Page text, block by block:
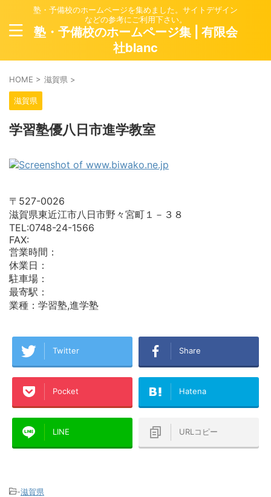
塾・予備校のホームページを集めました。サイトデザイン
などの参考にご利用下さい。
塾・予備校のホームページ集 | 有限会
社blanc
HOME > 滋賀県 >
滋賀県
学習塾優八日市進学教室
〒527-0026
滋賀県東近江市八日市野々宮町１－３８
TEL:0748-24-1566
FAX:
営業時間：
休業日：
駐車場：
最寄駅：
業種：学習塾,進学塾
Twitter Share
Pocket Hatena
LINE URLコピー
-滋賀県